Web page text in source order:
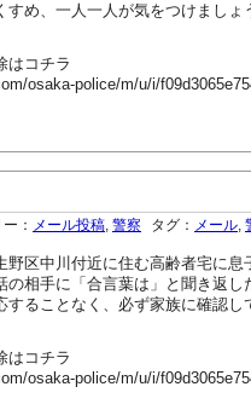
め、一人一人が気をつけましょ
はコチラ
osaka-police/m/u/i/
： メール投稿 警察 タグ： メール
区中川付近に住む高齢者宅に息
相手に「合言葉は」と聞き返し
ることなく、必ず家族に確認し
はコチラ
osaka-police/m/u/i/